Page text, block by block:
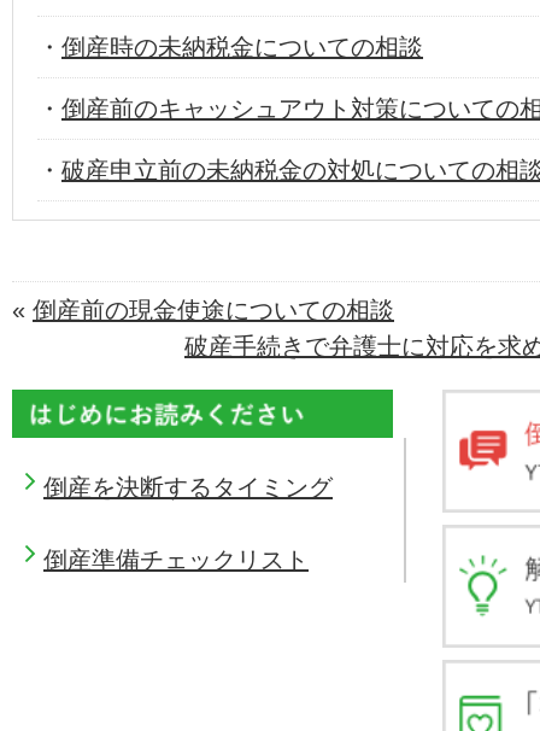
倒産を決断するタイミング
倒産準備チェックリスト
・ 倒産時の未納税金についての相談
・ 倒産前のキャッシュアウト対策についての
・ 破産申立前の未納税金の対処についての相
« 倒産前の現金使途についての相談
破産手続きで弁護士に対応を求